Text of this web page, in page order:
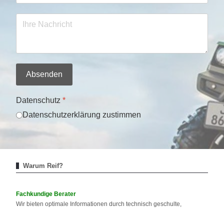
Absenden
Datenschutz *
Datenschutzerklärung zustimmen
Warum Reif?
Fachkundige Berater
Wir bieten optimale Informationen durch technisch geschulte,